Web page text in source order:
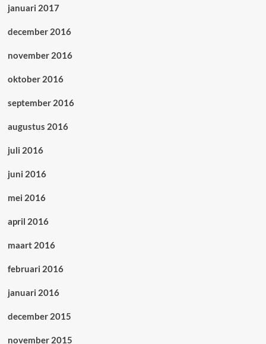
januari 2017
december 2016
november 2016
oktober 2016
september 2016
augustus 2016
juli 2016
juni 2016
mei 2016
april 2016
maart 2016
februari 2016
januari 2016
december 2015
november 2015